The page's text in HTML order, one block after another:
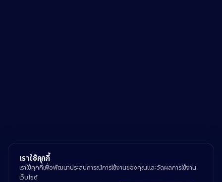
เราใช้คุกกี้
เราใช้คุกกี้เพื่อพัฒนาประสบการณ์การใช้งานของคุณและวัดผลการใช้งาน
เว็บไซต์